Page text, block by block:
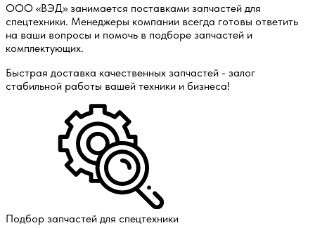
ООО «ВЭД» занимается поставками запчастей для
спецтехники. Менеджеры компании всегда готовы ответить
на ваши вопросы и помочь в подборе запчастей и
комплектующих.
Быстрая доставка качественных запчастей - залог
стабильной работы вашей техники и бизнеса!
Подбор запчастей для спецтехники